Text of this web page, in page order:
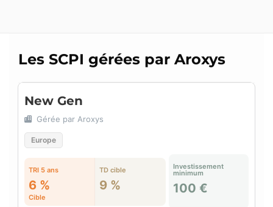
Les SCPI gérées par Aroxys
New Gen
Gérée par Aroxys
Europe
TRI 5 ans
6 %
Cible
TD cible
9 %
Investissement
minimum
100 €